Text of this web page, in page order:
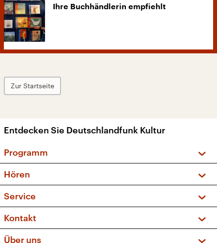
Ihre Buchhändlerin empfiehlt
Zur Startseite
Entdecken Sie Deutschlandfunk Kultur
Programm
Sendungen und Podcasts
Musikliste
Kakadu – Das Kinderprogramm
Hören
Frequenzen (UKW + DAB+)
Service
FAQ
Apps
Kontakt
Über uns